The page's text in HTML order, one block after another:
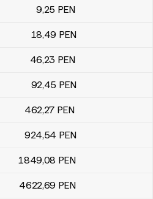
9,25 PEN
18,49 PEN
46,23 PEN
92,45 PEN
462,27 PEN
924,54 PEN
1849,08 PEN
4622,69 PEN